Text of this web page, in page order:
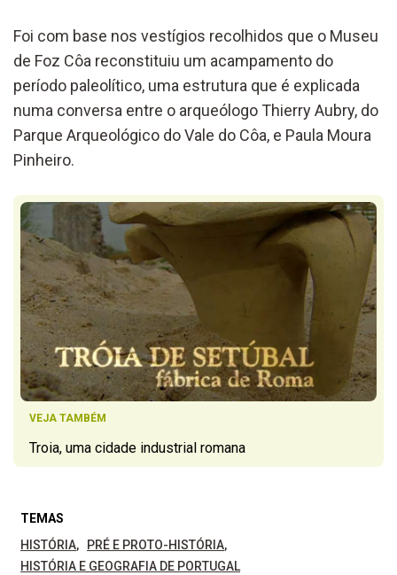
Foi com base nos vestígios recolhidos que o Museu
de Foz Côa reconstituiu um acampamento do
período paleolítico, uma estrutura que é explicada
numa conversa entre o arqueólogo Thierry Aubry, do
Parque Arqueológico do Vale do Côa, e Paula Moura
Pinheiro.
VEJA TAMBÉM
Troia, uma cidade industrial romana
TEMAS
HISTÓRIA
PRÉ E PROTO-HISTÓRIA
HISTÓRIA E GEOGRAFIA DE PORTUGAL